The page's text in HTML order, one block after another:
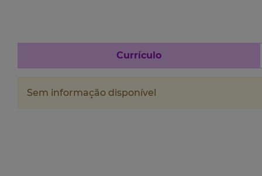
Currículo
Sem informação disponível